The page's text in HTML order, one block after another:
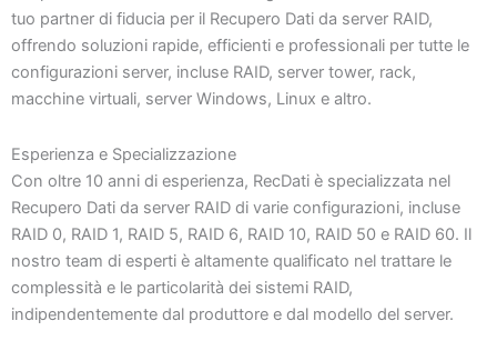
tuo partner di fiducia per il Recupero Dati da server RAID,
offrendo soluzioni rapide, efficienti e professionali per tutte le
configurazioni server, incluse RAID, server tower, rack,
macchine virtuali, server Windows, Linux e altro.
Esperienza e Specializzazione
Con oltre 10 anni di esperienza, RecDati è specializzata nel
Recupero Dati da server RAID di varie configurazioni, incluse
RAID 0, RAID 1, RAID 5, RAID 6, RAID 10, RAID 50 e RAID 60. Il
nostro team di esperti è altamente qualificato nel trattare le
complessità e le particolarità dei sistemi RAID,
indipendentemente dal produttore e dal modello del server.